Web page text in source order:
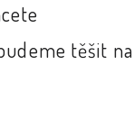
těšit na